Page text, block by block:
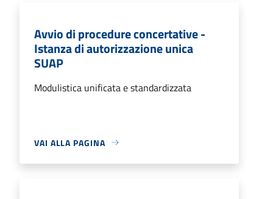
Avvio di procedure concertative -
Istanza di autorizzazione unica
SUAP
Modulistica unificata e standardizzata
VAI ALLA PAGINA